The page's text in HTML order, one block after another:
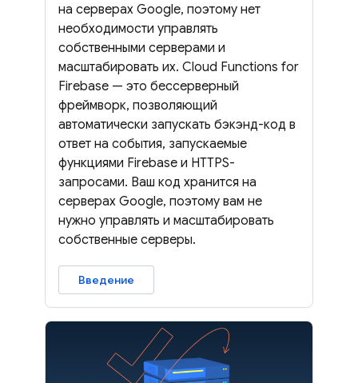
на серверах Google, поэтому нет
необходимости управлять
собственными серверами и
масштабировать их. Cloud Functions for
Firebase — это бессерверный
фреймворк, позволяющий
автоматически запускать бэкэнд-код в
ответ на события, запускаемые
функциями Firebase и HTTPS-
запросами. Ваш код хранится на
серверах Google, поэтому вам не
нужно управлять и масштабировать
собственные серверы.
Введение